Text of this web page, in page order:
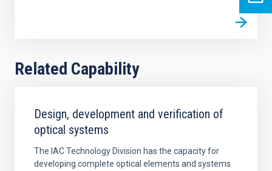
Related Capability
Design, development and verification of
optical systems
The IAC Technology Division has the capacity for
developing complete optical elements and systems